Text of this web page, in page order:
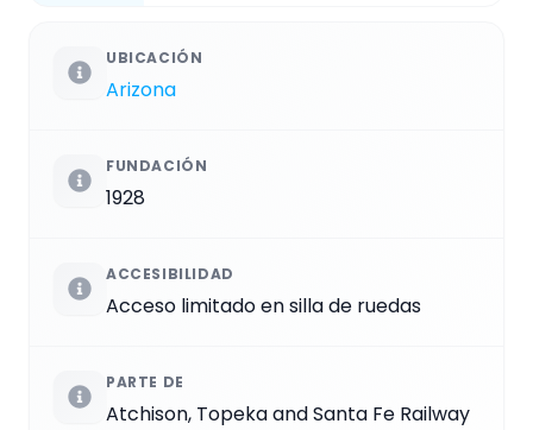
UBICACIÓN
Arizona
FUNDACIÓN
1928
ACCESIBILIDAD
Acceso limitado en silla de ruedas
PARTE DE
Atchison, Topeka and Santa Fe Railway